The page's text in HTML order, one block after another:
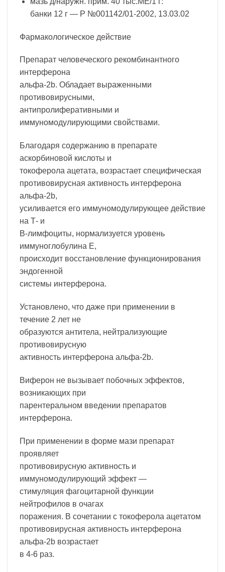
банки 12 г — Р №001142/01-2002, 13.03.02
Фармакологическое действие
Препарат человеческого рекомбинантного
интерферона
альфа-2b. Обладает выраженными
противовирусными,
антипролиферативными и
иммуномодулирующими свойствами.
Благодаря содержанию в препарате
аскорбиновой кислоты и
токоферола ацетата, возрастает специфическая
противовирусная активность интерферона
альфа-2b,
усиливается его иммуномодулирующее действие
на Т- и
В-лимфоциты, нормализуется уровень
иммуноглобулина Е,
происходит восстановление функционирования
эндогенной
системы интерферона.
Установлено, что даже при применении в
течение 2 лет не
образуются антитела, нейтрализующие
противовирусную
активность интерферона альфа-2b.
Виферон не вызывает побочных эффектов,
возникающих при
парентеральном введении препаратов
интерферона.
При применении в форме мази препарат
проявляет
противовирусную активность и
иммуномодулирующий эффект —
стимуляция фагоцитарной функции
нейтрофилов в очагах
поражения. В сочетании с токоферола ацетатом
противовирусная активность интерферона
альфа-2b возрастает
в 4-6 раз.